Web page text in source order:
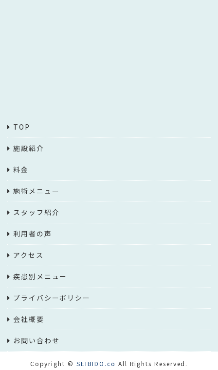
TOP
施設紹介
料金
施術メニュー
スタッフ紹介
利用者の声
アクセス
疾患別メニュー
プライバシーポリシー
会社概要
お問い合わせ
Copyright © SEIBIDO.co All Rights Reserved.